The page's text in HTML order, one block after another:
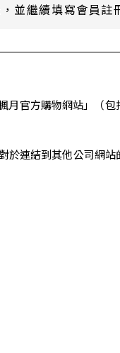
並繼續填寫會員註
月官方購物網站」（
於連結到其他公司網